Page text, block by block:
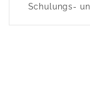
Schulungs-